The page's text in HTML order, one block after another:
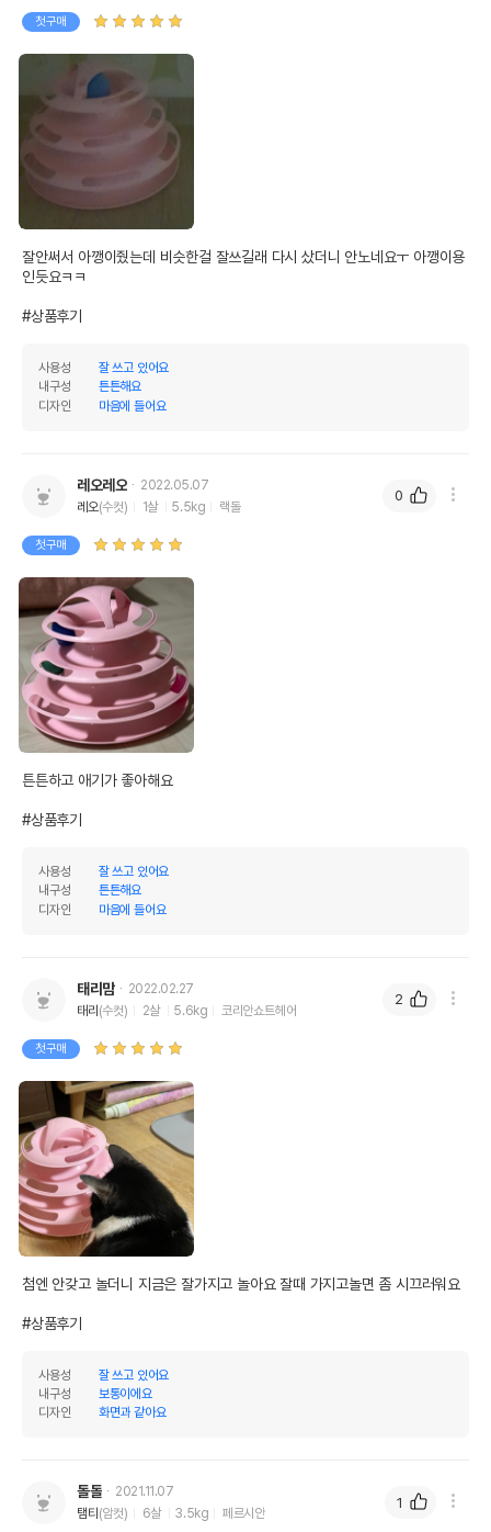
첫구매
잘안써서 아깽이줬는데 비슷한걸 잘쓰길래 다시 샀더니 안노네요ㅜ 아깽이용
인듯요ㅋㅋ
#상품후기
사용성
잘 쓰고 있어요
내구성
튼튼해요
디자인
마음에 들어요
레오레오
2022.05.07
레오(수컷) 1살 5.5kg 랙돌
첫구매
튼튼하고 애기가 좋아해요
#상품후기
사용성
잘 쓰고 있어요
내구성
튼튼해요
디자인
마음에 들어요
0
태리맘
2022.02.27
태리(수컷) 2살 5.6kg 코리안쇼트헤어
첫구매
첨엔 안갖고 놀더니 지금은 잘가지고 놀아요 잘때 가지고놀면 좀 시끄러워요
#상품후기
사용성
잘 쓰고 있어요
내구성
보통이에요
디자인
화면과 같아요
2
돌돌
2021.11.07
탬티 (암컷) 6살 3.5kg 페르시안
1